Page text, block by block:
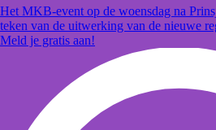
Het MKB-event op de woensdag na
teken van de uitwerking van de nieuwe
Meld je gratis aan!